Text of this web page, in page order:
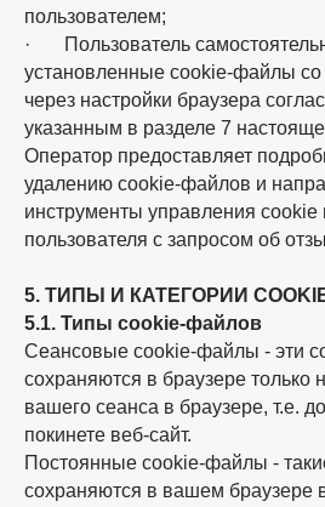
пользователем;
· Пользователь
установленные cookie-файлы со
через настройки браузера
указанным в разделе 7
Оператор предоставляет
удалению cookie-файлов и
инструменты управления
пользователя с запросом об
5. ТИПЫ И КАТЕГОРИИ
5.1. Типы cookie-файлов
Сеансовые cookie-файлы - эти
сохраняются в браузере только
вашего сеанса в браузере, т.е.
покинете веб-сайт.
Постоянные cookie-файлы -
сохраняются в вашем браузере